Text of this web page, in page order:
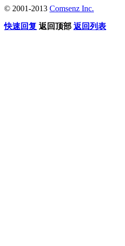
© 2001-2013 Comsenz Inc.
快速回复 返回顶部 返回列表